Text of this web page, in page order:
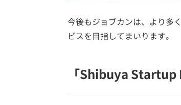
今後もジョブカンは、より多
ビスを目指してまいります。
「Shibuya